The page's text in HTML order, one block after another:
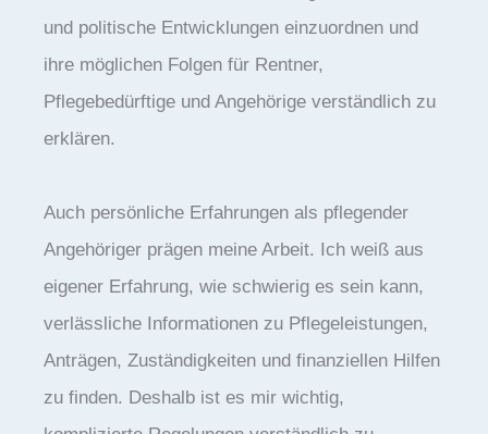
und politische Entwicklungen einzuordnen und
ihre möglichen Folgen für Rentner,
Pflegebedürftige und Angehörige verständlich zu
erklären.
Auch persönliche Erfahrungen als pflegender
Angehöriger prägen meine Arbeit. Ich weiß aus
eigener Erfahrung, wie schwierig es sein kann,
verlässliche Informationen zu Pflegeleistungen,
Anträgen, Zuständigkeiten und finanziellen Hilfen
zu finden. Deshalb ist es mir wichtig,